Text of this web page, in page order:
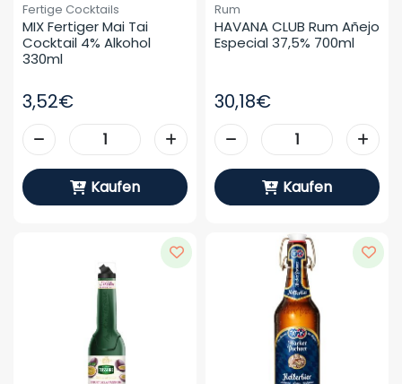
Fertige Cocktails
MIX Fertiger Mai Tai
Cocktail 4% Alkohol
330ml
3,52€
Kaufen
Rum
HAVANA CLUB Rum Añejo
Especial 37,5% 700ml
30,18€
Kaufen